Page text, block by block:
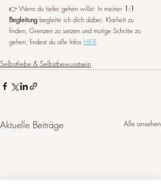
👉 Wenn du tiefer gehen willst: In meiner 1:1
Begleitung begleite ich dich dabei, Klarheit zu
finden, Grenzen zu setzen und mutige Schritte zu
gehen, findest du alle Infos HIER
Selbstliebe & Selbstbewusstsein
Aktuelle Beiträge Alle ansehen